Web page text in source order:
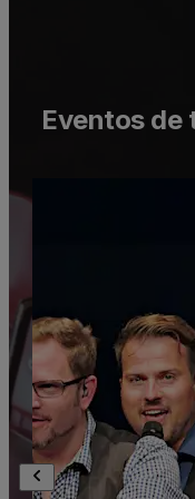
Eventos de